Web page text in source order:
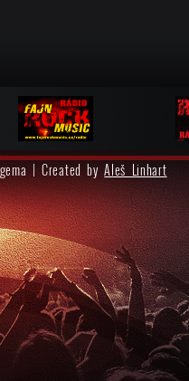
| Created byAleš Linhart